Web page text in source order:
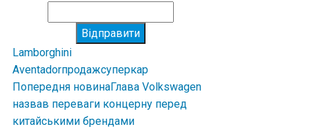
Відправити
Lamborghini
Aventadorпродажсуперкар
Попередня новинаГлава Volkswagen
назвав переваги концерну перед
китайськими брендами